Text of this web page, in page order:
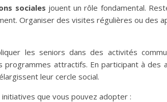
sociales jouent un rôle fondamental.
Organiser des visites régulières ou des
les seniors dans des activités
programmes attractifs. En participant à des
leur cercle social.
initiatives que vous pouvez adopter :